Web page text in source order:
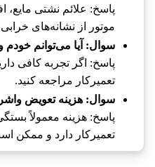
پاسخ: علائم نشتی
موتور از نشانه‌های
سوال: آیا می‌توانم
پاسخ: اگر تجربه کافی
تعمیرکار مراجعه کنید.
سوال: هزینه تعویض
پاسخ: هزینه معمولاً
تعمیرکار دارد و ممکن